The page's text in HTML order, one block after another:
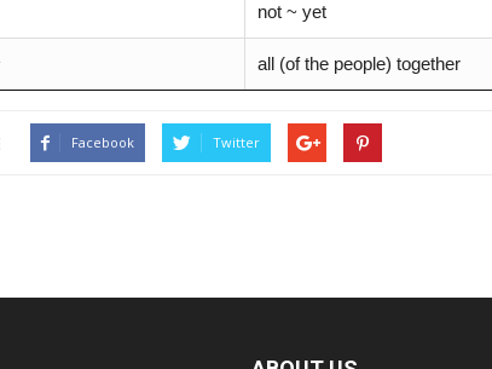
not ~ yet
all (of the people) together
Facebook Twitter